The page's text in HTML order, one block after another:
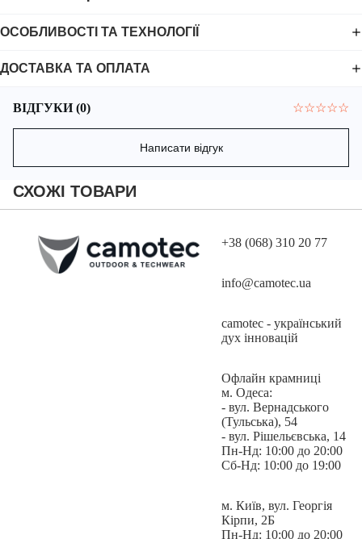
Костюм легкий, дихаючий, має ергономічний крій з
урахуванням анатомії людини, завдяки чому не сковує рухів,
Куртка має дві внутрішні кишені; дві зовнішні кишені спереду;
велику скрізну кишеню з заду, кишені на рукавах. Всі зовнішні
Cool Mesh. Додатково під пахвами присутні вентиляційні
клапани с сіткою Cool Mesh, на застібці-блискавці. Об’єм та
фіксаторами. Також по низу куртки присутня резинка з
утяжками для регулювання об'єму та фіксації.
Каптур ергономічний, не сковує рухів, не заважає огляду,
оснащений захисним піддашком, регулюється утяжками з
Штани мають ексклюзивний крій від компанії Camotec.
ОСОБЛИВОСТІ ТА ТЕХНОЛОГІЇ
ДОСТАВКА ТА ОПЛАТА
ВІДГУКИ (0) ☆☆☆☆☆
Написати відгук
СХОЖІ ТОВАРИ
+38 (068) 310 20 77
info@camotec.ua
camotec - український
дух інновацій
Офлайн крамниці
м. Одеса:
- вул. Вернадського
(Тульська), 54
- вул. Рішельєвська, 14
Пн-Нд: 10:00 до 20:00
Сб-Нд: 10:00 до 19:00
м. Київ, вул. Георгія
Кірпи, 2Б
Пн-Нд: 10:00 до 20:00